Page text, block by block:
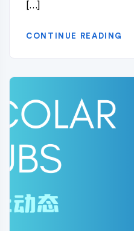
[…]
CONTINUE READING